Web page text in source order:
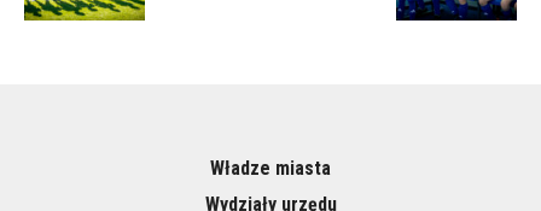
Władze miasta
Wydziały urzędu